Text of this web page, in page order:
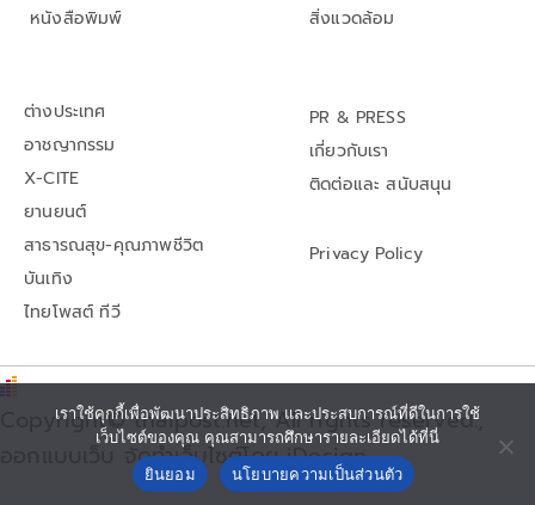
หนังสือพิมพ์
สิ่งแวดล้อม
ต่างประเทศ
อาชญากรรม
X-CITE
ยานยนต์
สาธารณสุข-คุณภาพชีวิต
บันเทิง
ไทยโพสต์ ทีวี
PR & PRESS
เกี่ยวกับเรา
ติดต่อและ สนับสนุน
Privacy Policy
Copyright© thaipost.net, All rights reserved.,
ออกแบบเว็บ จัดทำเว็บไซต์โดย iDesign
เราใช้คุกกี้เพื่อพัฒนาประสิทธิภาพ และประสบการณ์ที่ดีในการใช้
เว็บไซต์ของคุณ คุณสามารถศึกษารายละเอียดได้ที่นี่
ยินยอม
นโยบายความเป็นส่วนตัว